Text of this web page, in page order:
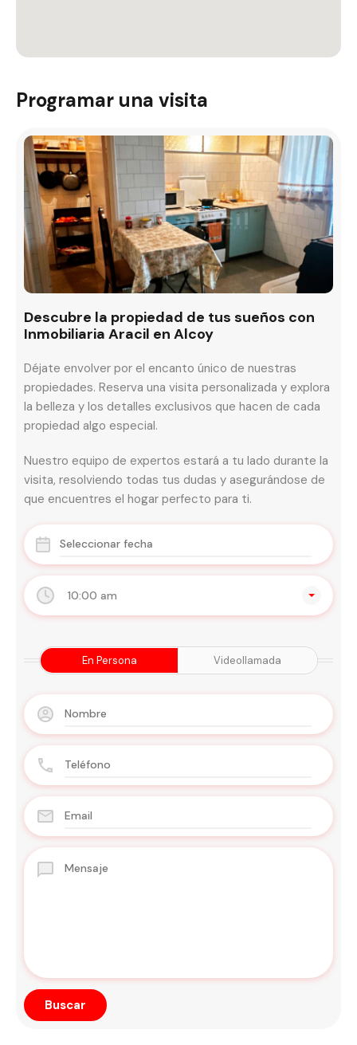
Programar una visita
10:00 am
En Persona Videollamada
Descubre la propiedad de tus sueños con
Inmobiliaria Aracil en Alcoy
Déjate envolver por el encanto único de nuestras
propiedades. Reserva una visita personalizada y explora
la belleza y los detalles exclusivos que hacen de cada
propiedad algo especial.
Nuestro equipo de expertos estará a tu lado durante la
visita, resolviendo todas tus dudas y asegurándose de
que encuentres el hogar perfecto para ti.